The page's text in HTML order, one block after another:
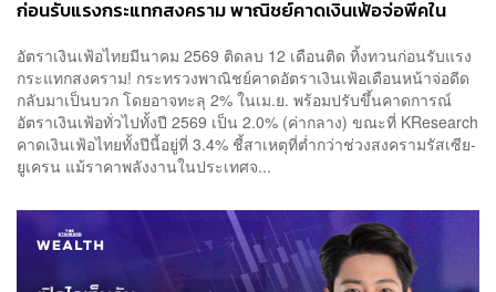
ก่อนรับแรงกระแทกสงคราม พาณิชย์คาดเงินเฟ้อจ่อพีคใน
อัตราเงินเฟ้อไทยมีนาคม 2569 ติดลบ 12 เดือนติด ทิ้งทวนก่อนรับแรง
กระแทกสงคราม! กระทรวงพาณิชย์คาดอัตราเงินเฟ้อเดือนหน้าจ่อดีด
กลับมาเป็นบวก โดยอาจทะลุ 2% ในเม.ย. พร้อมปรับขึ้นคาดการณ์
อัตราเงินเฟ้อทั่วไปทั้งปี 2569 เป็น 2.0% (ค่ากลาง) ขณะที่ KResearch
คาดเงินเฟ้อไทยทั้งปีนี้อยู่ที่ 3.4% ชี้สาเหตุที่ต่ำกว่าช่วงสงครามรัสเซีย-
ยูเครน แม้ราคาพลังงานในประเทศจ...